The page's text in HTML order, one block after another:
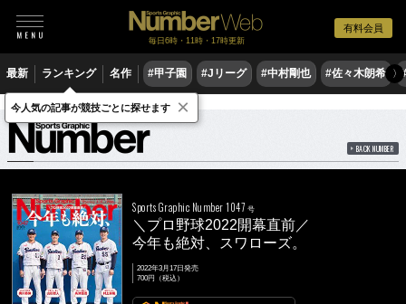
有料会員
毎日6時・11時・17時更新
最新 ランキング 名作 #甲子園 #Jリーグ #中村剛也 #佐々木朗希 〉
雑誌 Number 1047号
BACK NUMBER
Sports Graphic Number 1047 号
＼プロ野球2022開幕直前／
今年も絶対、スワローズ。
2022年3月17日発売
700円（税込）
今人気の記事が競技ごとに探せます ×